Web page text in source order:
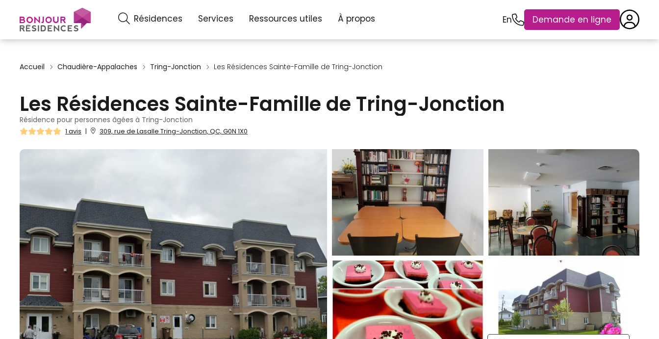
Résidences Services Ressources utiles À propos En Demande en ligne
Accueil Chaudière-Appalaches Tring-Jonction Les Résidences Sainte-Famille de Tring-Jonction
Les Résidences Sainte-Famille de Tring-Jonction
Résidence pour personnes âgées à Tring-Jonction
1 avis | 309, rue de Lasalle Tring-Jonction, QC, G0N 1X0